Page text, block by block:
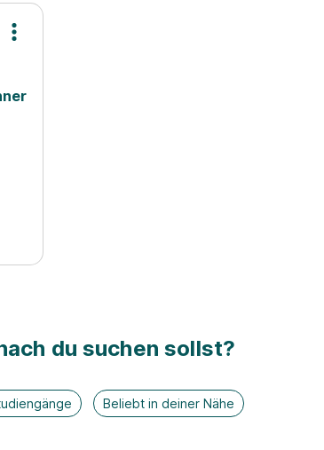
du suchen sollst?
Beliebt in deiner Nähe